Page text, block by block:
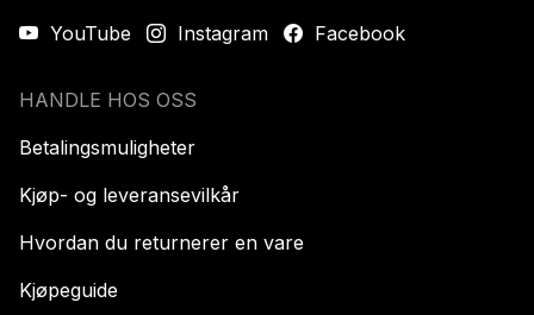
YouTube
Instagram Facebook
HANDLE HOS OSS
Betalingsmuligheter
Kjøp- og leveransevilkår
Hvordan du returnerer en vare
Kjøpeguide